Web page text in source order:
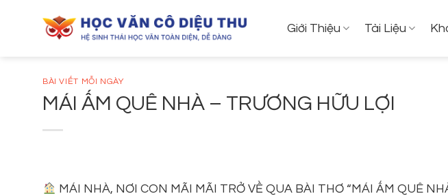
Giới Thiệu Tài Liệu
BÀI VIẾT MỖI NGÀY
MÁI ẤM QUÊ NHÀ – TRƯƠNG HỮU LỢI
MÁI NHÀ, NƠI CON MÃI MÃI TRỞ VỀ QUA BÀI THƠ “MÁI ẤM QUÊ